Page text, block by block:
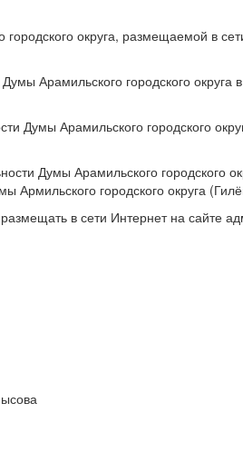
округа, размещаемой в
Арамильского городского округа
Думы Арамильского городского
Думы Арамильского городского
Армильского городского округа
в сети Интернет на сайте